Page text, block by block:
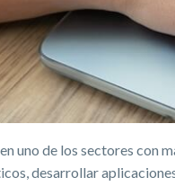
uno de los sectores con
desarrollar